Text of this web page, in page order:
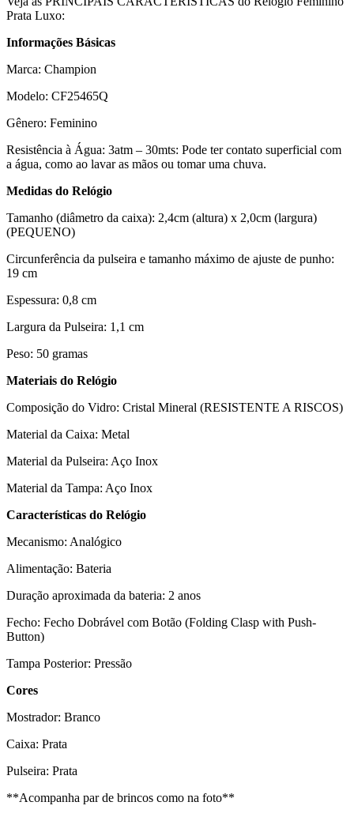
Prata Luxo:
Informações Básicas
Marca: Champion
Modelo: CF25465Q
Gênero: Feminino
Resistência à Água: 3atm – 30mts: Pode ter contato superficial com
a água, como ao lavar as mãos ou tomar uma chuva.
Medidas do Relógio
Tamanho (diâmetro da caixa): 2,4cm (altura) x 2,0cm (largura)
(PEQUENO)
Circunferência da pulseira e tamanho máximo de ajuste de punho:
19 cm
Espessura: 0,8 cm
Largura da Pulseira: 1,1 cm
Peso: 50 gramas
Materiais do Relógio
Composição do Vidro: Cristal Mineral (RESISTENTE A RISCOS)
Material da Caixa: Metal
Material da Pulseira: Aço Inox
Material da Tampa: Aço Inox
Características do Relógio
Mecanismo: Analógico
Alimentação: Bateria
Duração aproximada da bateria: 2 anos
Fecho: Fecho Dobrável com Botão (Folding Clasp with Push-
Button)
Tampa Posterior: Pressão
Cores
Mostrador: Branco
Caixa: Prata
Pulseira: Prata
**Acompanha par de brincos como na foto**